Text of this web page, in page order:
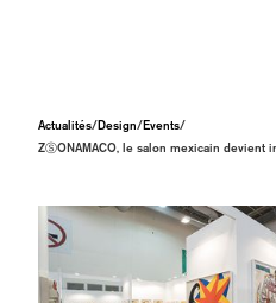
Actualités/Design/Events/
ZⓈONAMACO, le salon mexicain devient